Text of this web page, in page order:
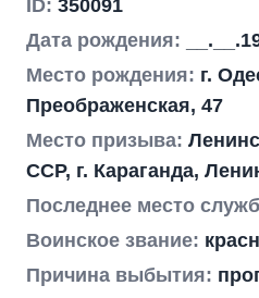
ID: 350091
Дата рождения:
Место рождения: г.
Преображенская, 47
Место призыва:
ССР, г. Караганда,
Последнее место
Воинское звание:
Причина выбытия: